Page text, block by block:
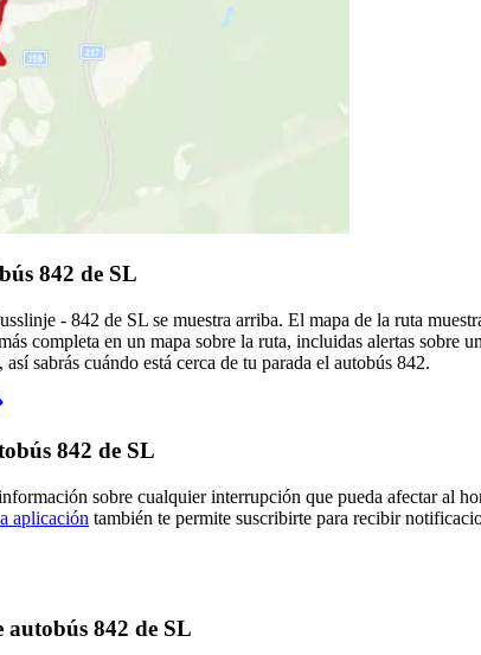
842 de SL
- 842 de SL se muestra arriba. El mapa de la ruta
completa en un mapa sobre la ruta, incluidas alertas sobre
sabrás cuándo está cerca de tu parada el autobús 842.
842 de SL
sobre cualquier interrupción que pueda afectar al
aplicación también te permite suscribirte para recibir
autobús 842 de SL